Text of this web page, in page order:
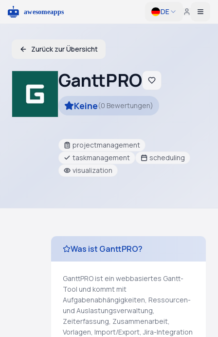
DE
Zurück zur Übersicht
GanttPRO
Keine(0 Bewertungen)
projectmanagement
taskmanagement
scheduling
visualization
Was ist GanttPRO?
GanttPRO ist ein webbasiertes Gantt-
Tool und kommt mit
Aufgabenabhängigkeiten, Ressourcen-
und Auslastungsverwaltung,
Zeiterfassung, Zusammenarbeit,
Vorlagen, Import/Export, Jira-Integration